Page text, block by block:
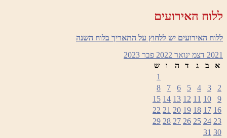
ללוח האירועים
ללוח האירועים יש ללחוץ על התאריך בלוח השנה
2021 דצמ ינואר 2022 פבר 2023
א
ב ג ד ה ו
ש
1
2
3
4
5
6
7
8
9
10
11
12
13
14
15
16
17
18
19
20
21
22
23
24
25
26
27
28
29
30
31